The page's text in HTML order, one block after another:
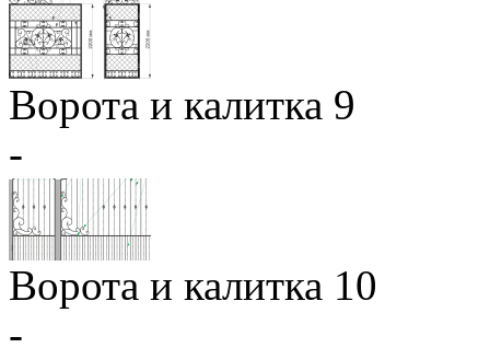
Ворота и калитка 9
-
Ворота и калитка 10
-